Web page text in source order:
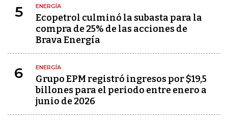
5 ENERGÍA
Ecopetrol culminó la subasta para la
compra de 25% de las acciones de
Brava Energía
6 ENERGÍA
Grupo EPM registró ingresos por $19,5
billones para el periodo entre enero a
junio de 2026